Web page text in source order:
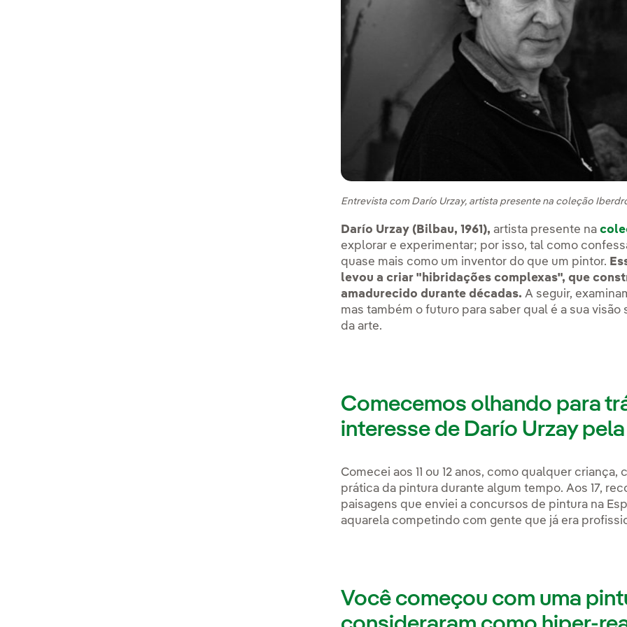
Entrevista com Darío Urzay, artista presente na coleção
Darío Urzay (Bilbau, 1961), artista presente na
explorar e experimentar; por isso, tal como
quase mais como um inventor do que um pintor.
levou a criar "hibridações complexas", que
amadurecido durante décadas. A seguir,
mas também o futuro para saber qual é a sua
da arte.
Comecemos olhando para
interesse de Darío Urzay
Comecei aos 11 ou 12 anos, como qualquer
prática da pintura durante algum tempo. Aos 17,
paisagens que enviei a concursos de pintura na
aquarela competindo com gente que já era
Você começou com uma